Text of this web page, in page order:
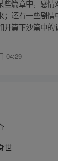
些篇章中，感情
；还有一些剧情
开篇下沙篇中的
04:29
世